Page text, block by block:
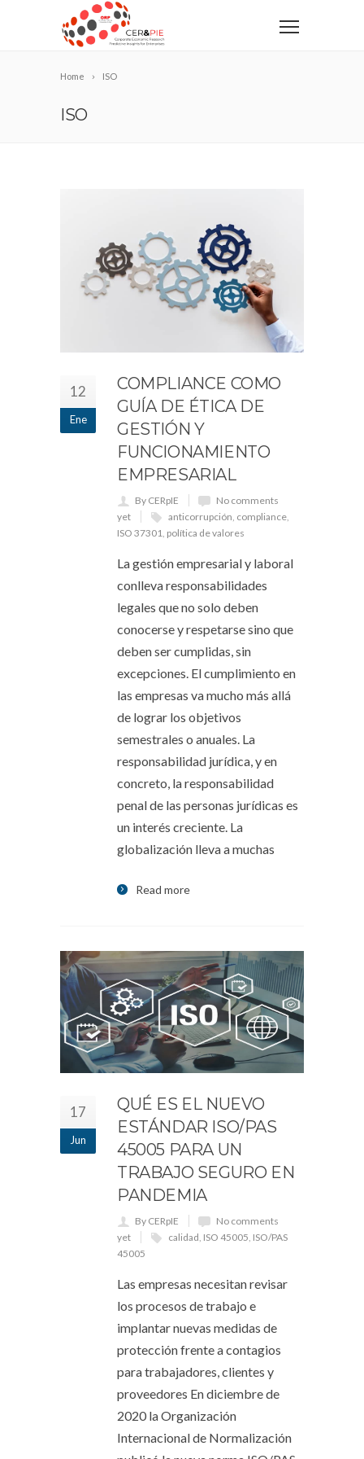
Home ISO
ISO
12
Ene
COMPLIANCE COMO
GUÍA DE ÉTICA DE
GESTIÓN Y
FUNCIONAMIENTO
EMPRESARIAL
By CERpIE
No comments
yet
anticorrupción compliance
ISO 37301 política de valores
La gestión empresarial y laboral
conlleva responsabilidades
legales que no solo deben
conocerse y respetarse sino que
deben ser cumplidas, sin
excepciones. El cumplimiento en
las empresas va mucho más allá
de lograr los objetivos
semestrales o anuales. La
responsabilidad jurídica, y en
concreto, la responsabilidad
penal de las personas jurídicas es
un interés creciente. La
globalización lleva a muchas
Read more
17
Jun
QUÉ ES EL NUEVO
ESTÁNDAR ISO/PAS
45005 PARA UN
TRABAJO SEGURO EN
PANDEMIA
By CERpIE
No comments
yet
calidad ISO 45005 ISO/PAS
45005
Las empresas necesitan revisar
los procesos de trabajo e
implantar nuevas medidas de
protección frente a contagios
para trabajadores, clientes y
proveedores En diciembre de
2020 la Organización
Internacional de Normalización